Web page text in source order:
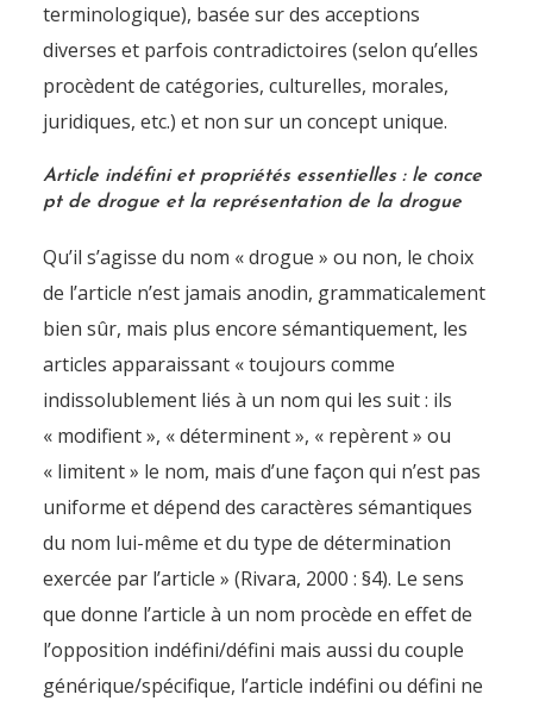
terminologique), basée sur des acceptions
diverses et parfois contradictoires (selon qu’elles
procèdent de catégories, culturelles, morales,
juridiques, etc.) et non sur un concept unique.
Article indéfini et propriétés essentielles : le conce
pt de drogue et la représentation de la drogue
Qu’il s’agisse du nom « drogue » ou non, le choix
de l’article n’est jamais anodin, grammaticalement
bien sûr, mais plus encore sémantiquement, les
articles apparaissant « toujours comme
indissolublement liés à un nom qui les suit : ils
« modifient », « déterminent », « repèrent » ou
« limitent » le nom, mais d’une façon qui n’est pas
uniforme et dépend des caractères sémantiques
du nom lui-même et du type de détermination
exercée par l’article » (Rivara, 2000 : §4). Le sens
que donne l’article à un nom procède en effet de
l’opposition indéfini/défini mais aussi du couple
générique/spécifique, l’article indéfini ou défini ne